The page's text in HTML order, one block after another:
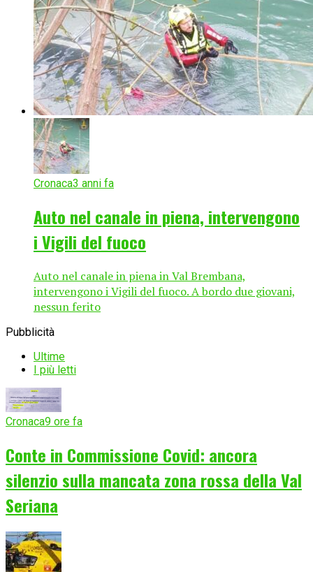
Cronaca3 anni fa
Auto nel canale in piena, intervengono
i Vigili del fuoco
Auto nel canale in piena in Val Brembana,
intervengono i Vigili del fuoco. A bordo due giovani,
nessun ferito
Pubblicità
Ultime
I più letti
Cronaca9 ore fa
Conte in Commissione Covid: ancora
silenzio sulla mancata zona rossa della Val
Seriana